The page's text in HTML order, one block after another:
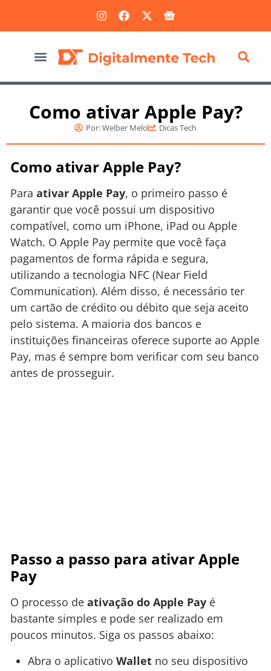
Como ativar Apple Pay?
Por:Welber Melo Dicas Tech
Como ativar Apple Pay?
Para ativar Apple Pay, o primeiro passo é
garantir que você possui um dispositivo
compatível, como um iPhone, iPad ou Apple
Watch. O Apple Pay permite que você faça
pagamentos de forma rápida e segura,
utilizando a tecnologia NFC (Near Field
Communication). Além disso, é necessário ter
um cartão de crédito ou débito que seja aceito
pelo sistema. A maioria dos bancos e
instituições financeiras oferece suporte ao Apple
Pay, mas é sempre bom verificar com seu banco
antes de prosseguir.
Passo a passo para ativar Apple
Pay
O processo de ativação do Apple Pay é
bastante simples e pode ser realizado em
poucos minutos. Siga os passos abaixo:
Abra o aplicativo Walletno seu dispositivo